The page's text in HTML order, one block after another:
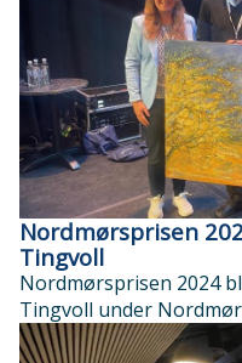
Nordmørsprisen
Tingvoll
Nordmørsprisen 2024
Tingvoll under